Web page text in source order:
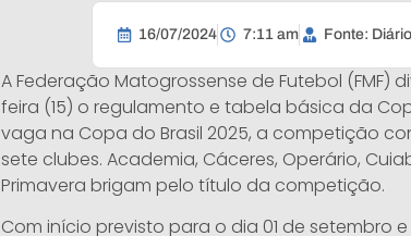
16/07/2024 7:11 am Fonte:
A Federação Matogrossense de Futebol (FMF)
feira (15) o regulamento e tabela básica da
vaga na Copa do Brasil 2025, a competição
sete clubes. Academia, Cáceres, Operário,
Primavera brigam pelo título da competição.
Com início previsto para o dia 01 de setembro